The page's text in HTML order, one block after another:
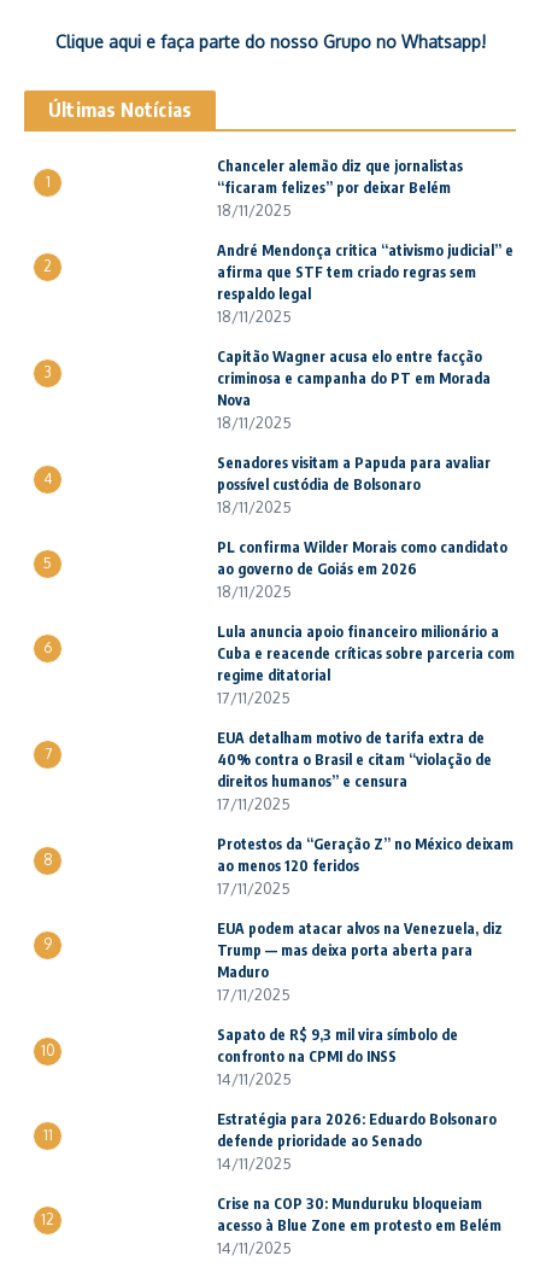
Clique aqui e faça parte do nosso Grupo no Whatsapp!
Últimas Notícias
1
Chanceler alemão diz que jornalistas
“ficaram felizes” por deixar Belém
18/11/2025
2
André Mendonça critica “ativismo judicial” e
afirma que STF tem criado regras sem
respaldo legal
18/11/2025
3
Capitão Wagner acusa elo entre facção
criminosa e campanha do PT em Morada
Nova
18/11/2025
4
Senadores visitam a Papuda para avaliar
possível custódia de Bolsonaro
18/11/2025
5
PL confirma Wilder Morais como candidato
ao governo de Goiás em 2026
18/11/2025
6
Lula anuncia apoio financeiro milionário a
Cuba e reacende críticas sobre parceria com
regime ditatorial
17/11/2025
7
EUA detalham motivo de tarifa extra de
40% contra o Brasil e citam “violação de
direitos humanos” e censura
17/11/2025
8
Protestos da “Geração Z” no México deixam
ao menos 120 feridos
17/11/2025
9
EUA podem atacar alvos na Venezuela, diz
Trump — mas deixa porta aberta para
Maduro
17/11/2025
10
Sapato de R$ 9,3 mil vira símbolo de
confronto na CPMI do INSS
14/11/2025
11
Estratégia para 2026: Eduardo Bolsonaro
defende prioridade ao Senado
14/11/2025
12
Crise na COP 30: Munduruku bloqueiam
acesso à Blue Zone em protesto em Belém
14/11/2025